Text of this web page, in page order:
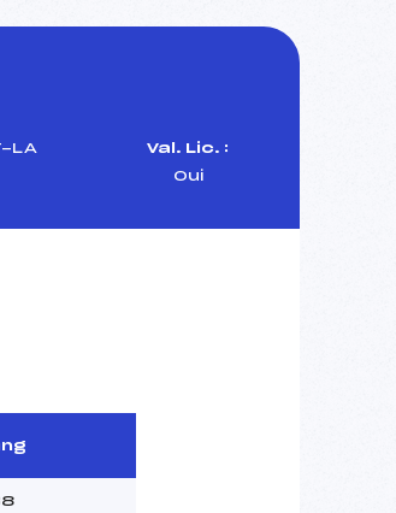
LA
Val. Lic. :
Oui